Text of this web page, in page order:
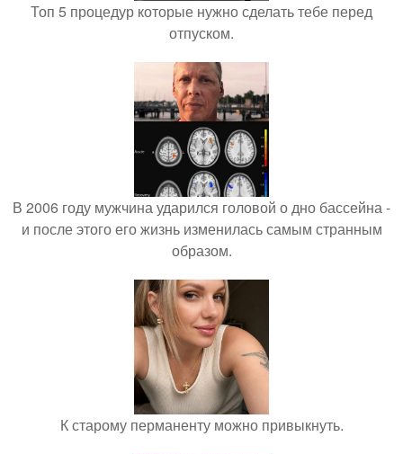
Топ 5 процедур которые нужно сделать тебе перед
отпуском.
В 2006 году мужчина ударился головой о дно бассейна -
и после этого его жизнь изменилась самым странным
образом.
К старому перманенту можно привыкнуть.